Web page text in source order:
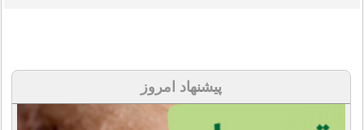
پیشنهاد امروز